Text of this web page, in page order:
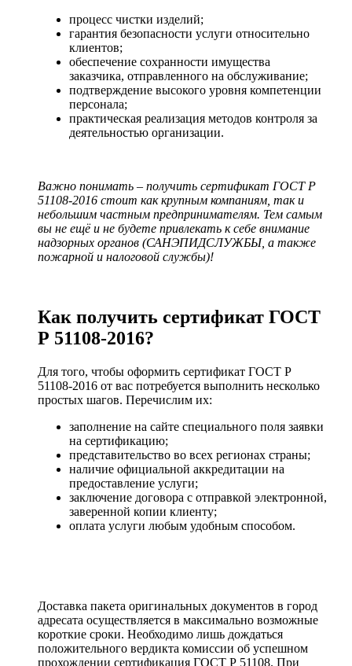
процесс чистки изделий;
гарантия безопасности услуги относительно
клиентов;
обеспечение сохранности имущества
заказчика, отправленного на обслуживание;
подтверждение высокого уровня компетенции
персонала;
практическая реализация методов контроля за
деятельностью организации.
Важно понимать – получить сертификат ГОСТ Р
51108-2016 стоит как крупным компаниям, так и
небольшим частным предпринимателям. Тем самым
вы не ещё и не будете привлекать к себе внимание
надзорных органов (САНЭПИДСЛУЖБЫ, а также
пожарной и налоговой службы)!
Как получить сертификат ГОСТ
Р 51108-2016?
Для того, чтобы оформить сертификат ГОСТ Р
51108-2016 от вас потребуется выполнить несколько
простых шагов. Перечислим их:
заполнение на сайте специального поля заявки
на сертификацию;
представительство во всех регионах страны;
наличие официальной аккредитации на
предоставление услуги;
заключение договора с отправкой электронной,
заверенной копии клиенту;
оплата услуги любым удобным способом.
Доставка пакета оригинальных документов в город
адресата осуществляется в максимально возможные
короткие сроки. Необходимо лишь дождаться
положительного вердикта комиссии об успешном
прохождении сертификация ГОСТ Р 51108. При